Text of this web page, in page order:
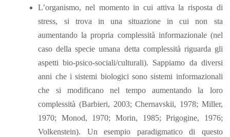
L’organismo, nel momento in cui attiva la risposta di
stress, si trova in una situazione in cui non sta
aumentando la propria complessità informazionale (nel
caso della specie umana detta complessità riguarda gli
aspetti bio-psico-sociali/culturali). Sappiamo da diversi
anni che i sistemi biologici sono sistemi informazionali
che si modificano nel tempo aumentando la loro
complessità (Barbieri, 2003; Chernavskii, 1978; Miller,
1970; Monod, 1970; Morin, 1985; Prigogine, 1976;
Volkenstein). Un esempio paradigmatico di questo